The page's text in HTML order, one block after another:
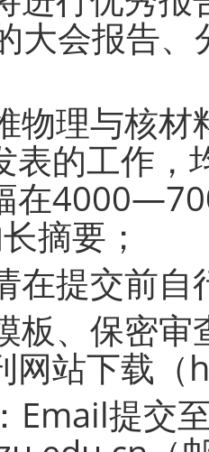
大会报告
物理与核
表的工作，
在
摘要；
在提交前
板、保密
网站下载
Email提交